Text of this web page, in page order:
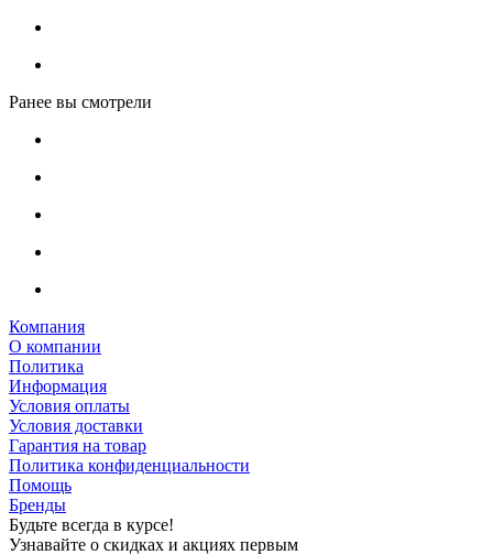
Ранее вы смотрели
Компания
О компании
Политика
Информация
Условия оплаты
Условия доставки
Гарантия на товар
Политика конфиденциальности
Помощь
Бренды
Будьте всегда в курсе!
Узнавайте о скидках и акциях первым